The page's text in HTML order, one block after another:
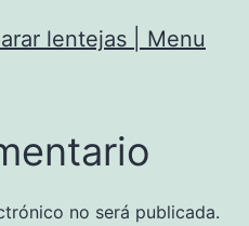
lentejas | Menu
no será publicada.